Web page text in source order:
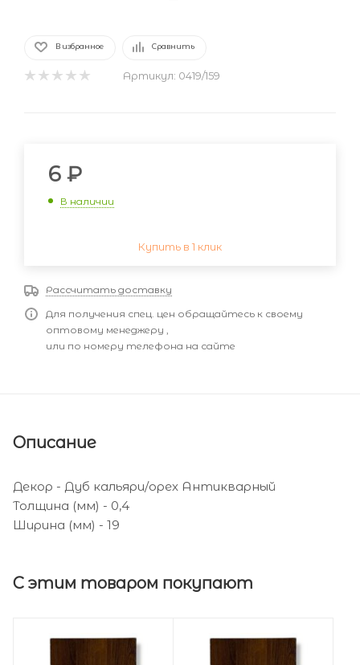
В избранное Сравнить
Артикул: 0419/159
6 ₽
В наличии
Купить в 1 клик
Рассчитать доставку
Для получения спец. цен обращайтесь к своему
оптовому менеджеру ,
или по номеру телефона на сайте
Описание
Декор - Дуб кальяри/орех Антикварный
Толщина (мм) - 0,4
Ширина (мм) - 19
С этим товаром покупают